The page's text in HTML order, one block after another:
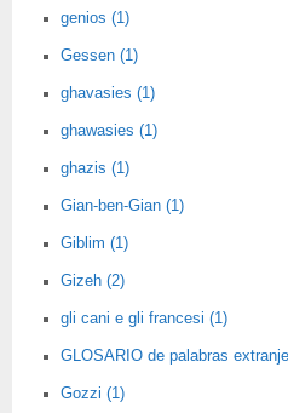
genios (1)
Gessen (1)
ghavasies (1)
ghawasies (1)
ghazis (1)
Gian-ben-Gian (1)
Giblim (1)
Gizeh (2)
gli cani e gli francesi (1)
GLOSARIO de palabras
Gozzi (1)